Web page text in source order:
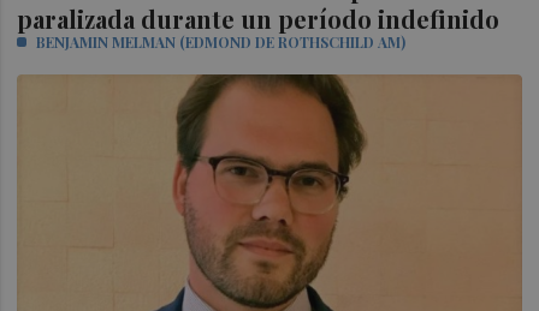
paralizada durante un período indefinido
BENJAMIN MELMAN (EDMOND DE ROTHSCHILD AM)